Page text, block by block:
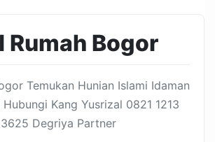
Rumah Bogor
Temukan Hunian Islami Idaman
Kang Yusrizal 0821 1213
3625 Degriya Partner